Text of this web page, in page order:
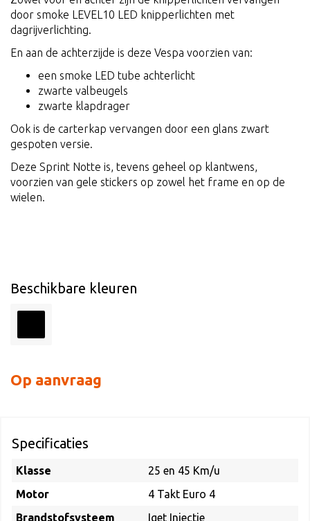
door smoke LEVEL10 LED knipperlichten met
dagrijverlichting.
En aan de achterzijde is deze Vespa voorzien van:
een smoke LED tube achterlicht
zwarte valbeugels
zwarte klapdrager
Ook is de carterkap vervangen door een glans zwart
gespoten versie.
Deze Sprint Notte is, tevens geheel op klantwens,
voorzien van gele stickers op zowel het frame en op de
wielen.
Beschikbare kleuren
Op aanvraag
Specificaties
Klasse
25 en 45 Km/u
Motor
4 Takt Euro 4
Brandstofsysteem
Iget Injectie